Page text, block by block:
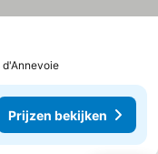
Prijzen bekijken